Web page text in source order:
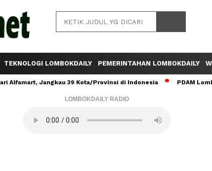
TEKNOLOGI LOMBOKDAILY PEMERINTAHAN LOMBOKDAILY
Alfamart, Jangkau 39 Kota/Provinsi di Indonesia PDAM
LOMBOKDAILY RADIO